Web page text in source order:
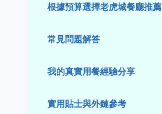
根據預算選擇老虎城餐廳推薦
常見問題解答
我的真實用餐經驗分享
實用貼士與外鏈參考